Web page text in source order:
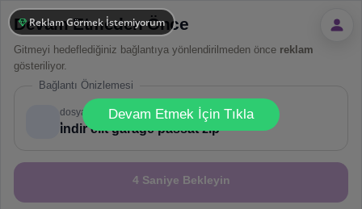
Devam Etmeden Önce
Gitmeyi hedeflediğiniz bağlantıya yönlendirilmeden önce reklam
gösteriliyor.
Bağlantı Önizlemesi
dosya.co
i̇ndir elit garage passat zip
4 Saniye Bekleyin
! Not valid!
Devam Etmek İçin Tıkla
Reklam Görmek İstemiyorum